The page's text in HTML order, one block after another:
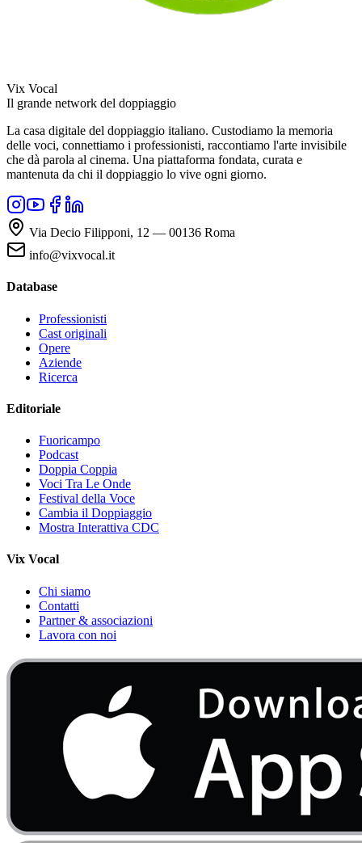
Vix Vocal
Il grande network del doppiaggio
La casa digitale del doppiaggio italiano. Custodiamo la memoria
delle voci, connettiamo i professionisti, raccontiamo l'arte invisibile
che dà parola al cinema. Una piattaforma fondata, curata e
mantenuta da chi il doppiaggio lo vive ogni giorno.
Via Decio Filipponi, 12 — 00136 Roma
info@vixvocal.it
Database
Professionisti
Cast originali
Opere
Aziende
Ricerca
Editoriale
Fuoricampo
Podcast
Doppia Coppia
Voci Tra Le Onde
Festival della Voce
Cambia il Doppiaggio
Mostra Interattiva CDC
Vix Vocal
Chi siamo
Contatti
Partner & associazioni
Lavora con noi